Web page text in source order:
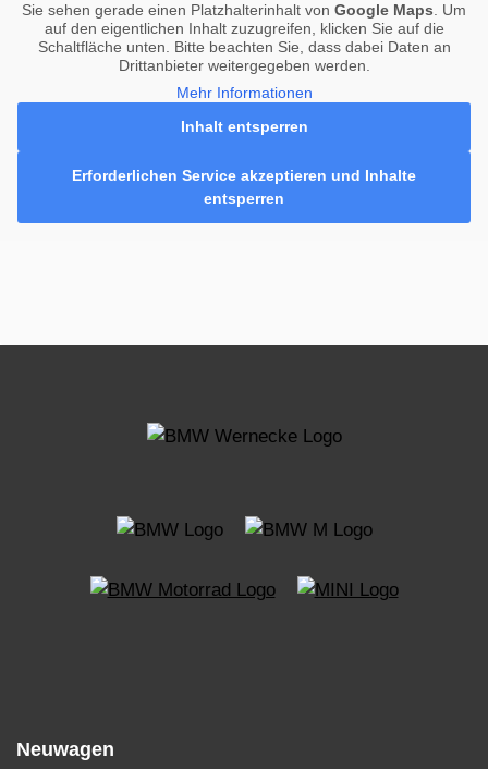
Sie sehen gerade einen Platzhalterinhalt von Google Maps . Um
auf den eigentlichen Inhalt zuzugreifen, klicken Sie auf die
Schaltfläche unten. Bitte beachten Sie, dass dabei Daten an
Drittanbieter weitergegeben werden.
Mehr Informationen
Inhalt entsperren
Erforderlichen Service akzeptieren und Inhalte
entsperren
Neuwagen